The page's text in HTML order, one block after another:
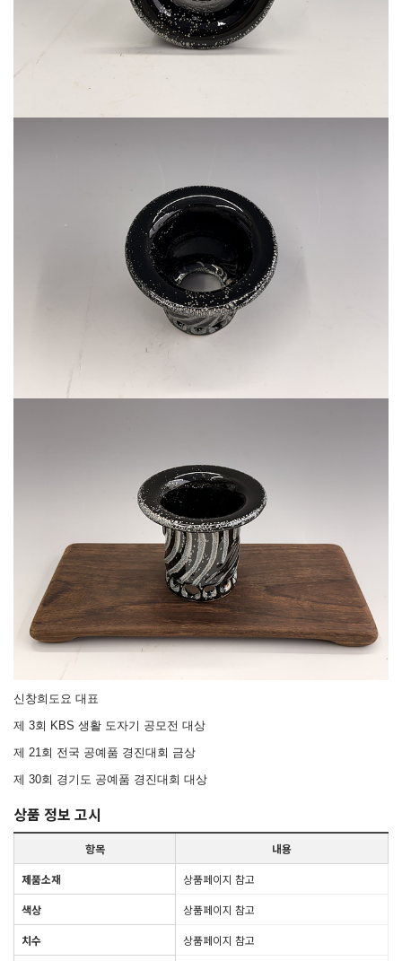
신창희도요 대표
제 3회 KBS 생활 도자기 공모전 대상
제 21회 전국 공예품 경진대회 금상
제 30회 경기도 공예품 경진대회 대상
상품 정보 고시
항목
내용
제품소재
상품페이지 참고
색상
상품페이지 참고
치수
상품페이지 참고